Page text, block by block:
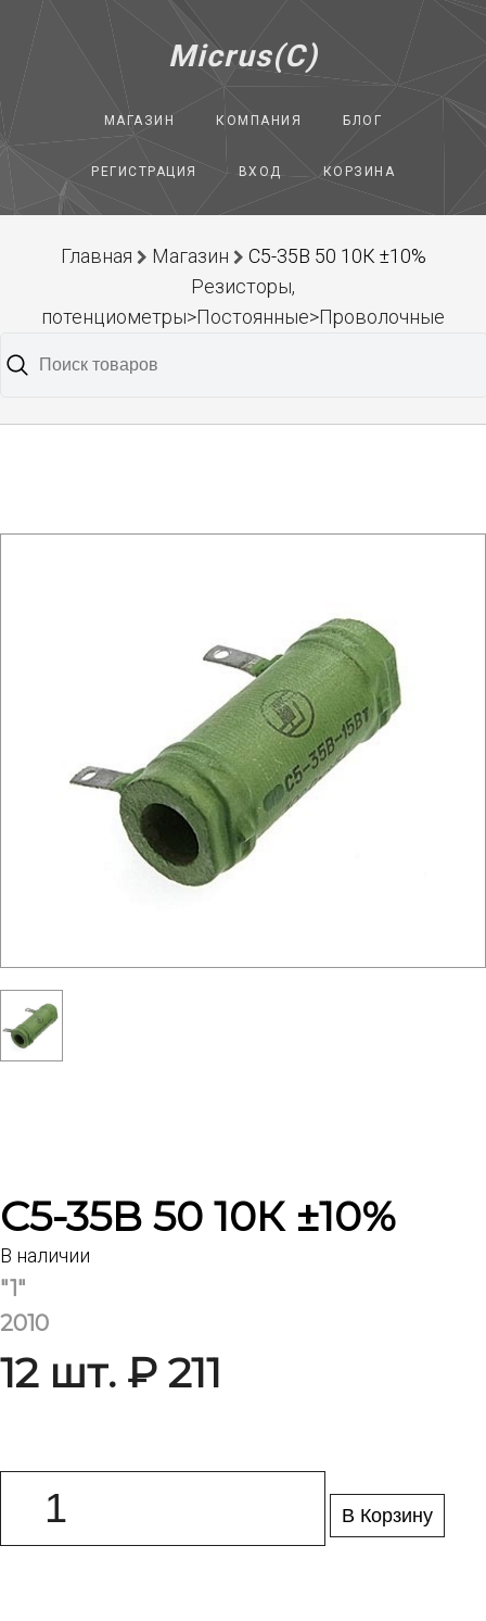
Micrus(C)
МАГАЗИН КОМПАНИЯ БЛОГ
РЕГИСТРАЦИЯ ВХОД КОРЗИНА
Главная Магазин
С5-35В 50 10К ±10%
Резисторы,
потенциометры>Постоянные>Проволочные
С5-35В 50 10К ±10%
В наличии
"1"
2010
12 шт. ₽ 211
В Корзину